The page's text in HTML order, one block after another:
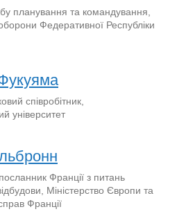
планування та командування,
Федеративної Республіки
співробітник,
університет
Франції з питань
Міністерство Європи та
Франції